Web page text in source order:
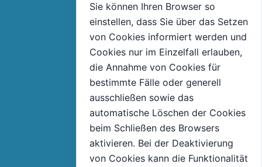
Sie können Ihren Browser so
einstellen, dass Sie über das Setzen
von Cookies informiert werden und
Cookies nur im Einzelfall erlauben,
die Annahme von Cookies für
bestimmte Fälle oder generell
ausschließen sowie das
automatische Löschen der Cookies
beim Schließen des Browsers
aktivieren. Bei der Deaktivierung
von Cookies kann die Funktionalität